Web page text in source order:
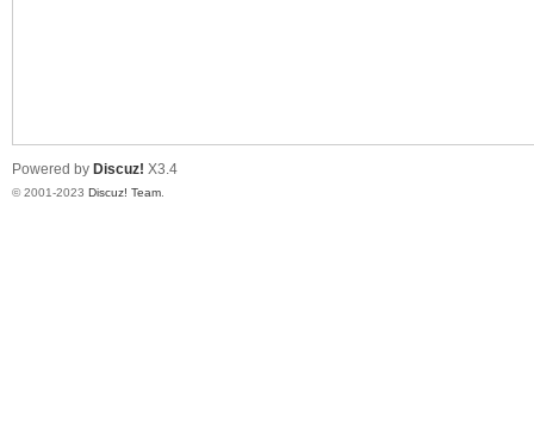
Powered by Discuz! X3.4
© 2001-2023 Discuz! Team